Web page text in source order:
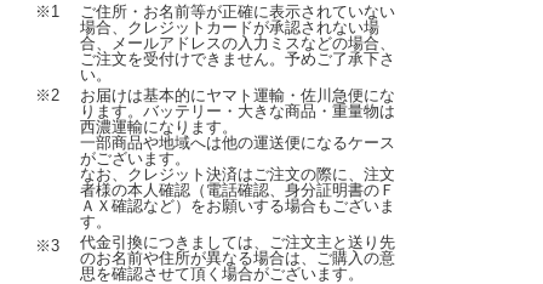
※1
ご住所・お名前等が正確に表示されていない
場合、クレジットカードが承認されない場
合、メールアドレスの入力ミスなどの場合、
ご注文を受付けできません。予めご了承下さ
い。
※2
お届けは基本的にヤマト運輸・佐川急便にな
ります。バッテリー・大きな商品・重量物は
西濃運輸になります。
一部商品や地域へは他の運送便になるケース
がございます。
なお、クレジット決済はご注文の際に、注文
者様の本人確認（電話確認、身分証明書のＦ
ＡＸ確認など）をお願いする場合もございま
す。
※3
代金引換につきましては、ご注文主と送り先
のお名前や住所が異なる場合は、ご購入の意
思を確認させて頂く場合がございます。